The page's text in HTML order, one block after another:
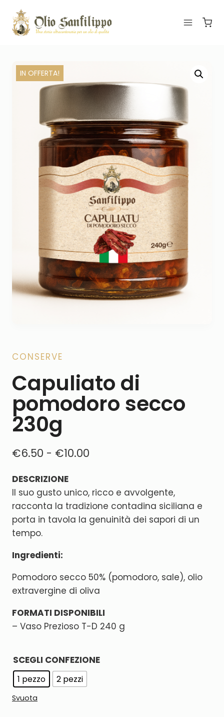
IN OFFERTA!
CONSERVE
Capuliato di
pomodoro secco
230g
€6.50 - €10.00
DESCRIZIONE
Il suo gusto unico, ricco e avvolgente,
racconta la tradizione contadina siciliana e
porta in tavola la genuinità dei sapori di un
tempo.
Ingredienti:
Pomodoro secco 50% (pomodoro, sale), olio
extravergine di oliva
FORMATI DISPONIBILI
– Vaso Prezioso T-D 240 g
SCEGLI CONFEZIONE
1 pezzo 2 pezzi
Svuota